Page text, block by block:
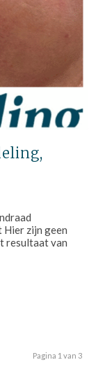
Hier zijn geen
resultaat van
Pagina 1 van 3